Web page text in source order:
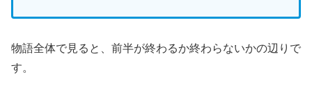
物語全体で見ると、前半が終わるか終わらないかの辺りで
す。